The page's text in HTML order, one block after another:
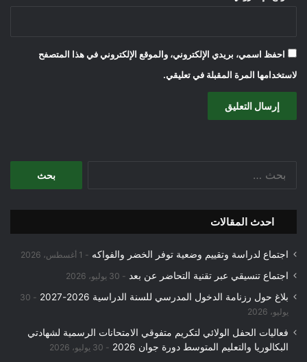
احفظ اسمي، بريدي الإلكتروني، والموقع الإلكتروني في هذا المتصفح
لاستخدامها المرة المقبلة في تعليقي.
احدث المقالات
اجتماع لدراسة وتقييم وضعية توفر الخضر والفواكه 1 أغسطس، 2026
اجتماع تنسيقي عبر تقنية التحاضر عن بعد 30 يوليو، 2026
بلاغ حول رزنامة الدخول المدرسي للسنة الدراسية 2026-2027
30
يوليو، 2026
فعاليات الحفل الولائي لتكريم متفوقي الامتحانات الرسمية لشهادتي
البكالوريا والتعليم المتوسط دورة جوان 2026
30 يوليو، 2026